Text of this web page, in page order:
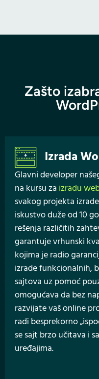
Zašto
Izrada
Glavni developer
na kursu za izradu
svakog projekta
iskustvo duže od 10
rešenja različitih
garantuje vrhunski
kojima je radio
izrade funkcionalnih,
sajtova uz pomoć
omogućava da bez
razvijate vaš online
radi besprekorno
se sajt brzo učitava i
uređajima.